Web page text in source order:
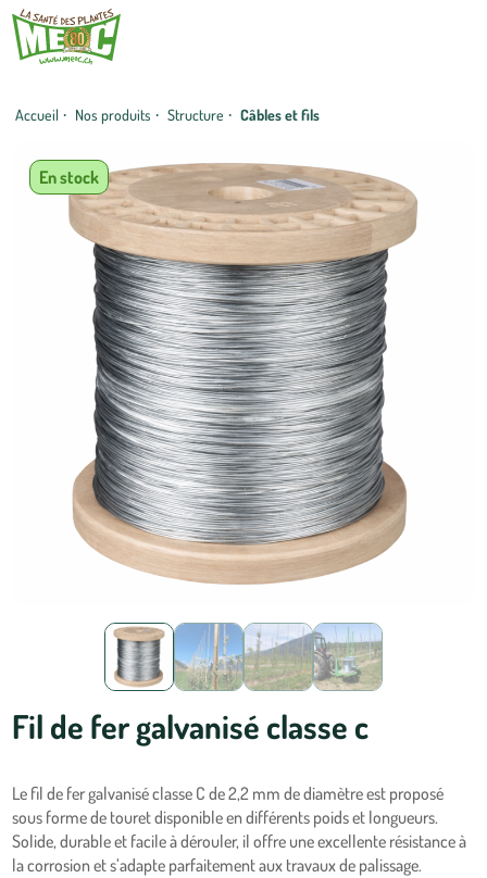
Accueil · Nos produits · Structure · Câbles et fils
En stock
Fil de fer galvanisé classe c
Le fil de fer galvanisé classe C de 2,2 mm de diamètre est proposé
sous forme de touret disponible en différents poids et longueurs.
Solide, durable et facile à dérouler, il offre une excellente résistance à
la corrosion et s’adapte parfaitement aux travaux de palissage.